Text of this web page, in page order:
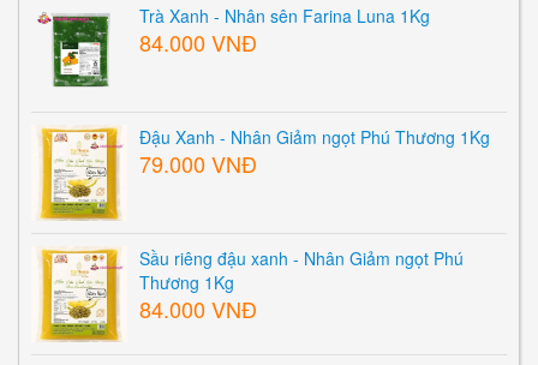
Trà Xanh - Nhân sên Farina Luna 1Kg
84.000 VNĐ
Đậu Xanh - Nhân Giảm ngọt Phú Thương 1Kg
79.000 VNĐ
Sầu riêng đậu xanh - Nhân Giảm ngọt Phú
Thương 1Kg
84.000 VNĐ